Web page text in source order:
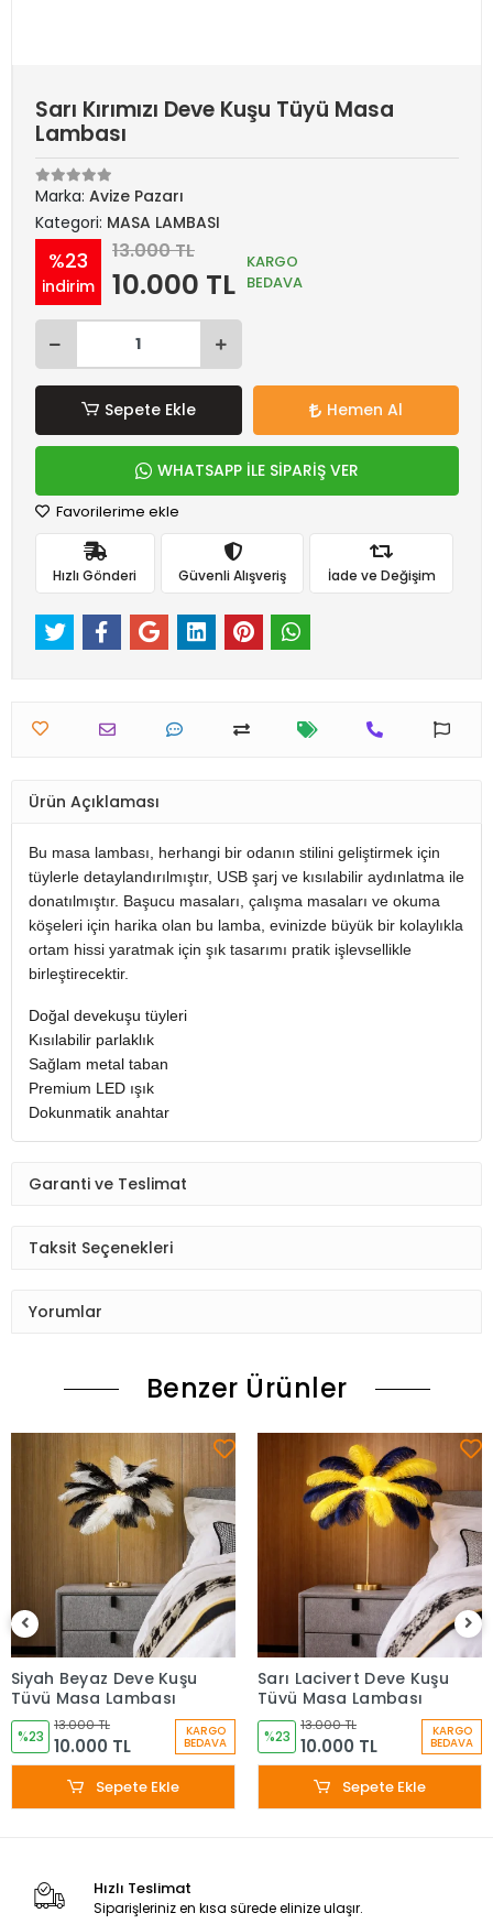
Sarı Kırımızı Deve Kuşu Tüyü Masa
Lambası
Marka: Avize Pazarı
Kategori: MASA LAMBASI
%23
indirim
13.000 TL
10.000 TL
KARGO
BEDAVA
Sepete Ekle Hemen Al
WHATSAPP İLE SİPARİŞ VER
Favorilerime ekle
Hızlı Gönderi Güvenli Alışveriş İade ve Değişim
Ürün Açıklaması
Bu masa lambası, herhangi bir odanın stilini geliştirmek için
tüylerle detaylandırılmıştır, USB şarj ve kısılabilir aydınlatma ile
donatılmıştır. Başucu masaları, çalışma masaları ve okuma
köşeleri için harika olan bu lamba, evinizde büyük bir kolaylıkla
ortam hissi yaratmak için şık tasarımı pratik işlevsellikle
birleştirecektir.
Doğal devekuşu tüyleri
Kısılabilir parlaklık
Sağlam metal taban
Premium LED ışık
Dokunmatik anahtar
Garanti ve Teslimat
Taksit Seçenekleri
Yorumlar
Benzer Ürünler
Siyah Beyaz Deve Kuşu
Tüyü Masa Lambası
%23
13.000 TL
10.000 TL
KARGO
BEDAVA
Sepete Ekle
Sarı Lacivert Deve Kuşu
Tüyü Masa Lambası
%23
13.000 TL
10.000 TL
KARGO
BEDAVA
Sepete Ekle
Hızlı Teslimat
Siparişleriniz en kısa sürede elinize ulaşır.